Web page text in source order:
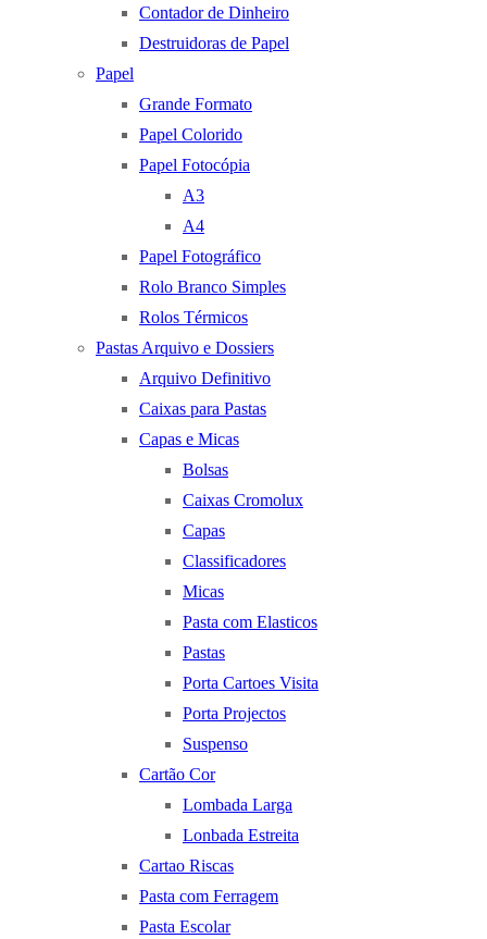
Contador de Dinheiro
Destruidoras de Papel
Papel
Grande Formato
Papel Colorido
Papel Fotocópia
A3
A4
Papel Fotográfico
Rolo Branco Simples
Rolos Térmicos
Pastas Arquivo e Dossiers
Arquivo Definitivo
Caixas para Pastas
Capas e Micas
Bolsas
Caixas Cromolux
Capas
Classificadores
Micas
Pasta com Elasticos
Pastas
Porta Cartoes Visita
Porta Projectos
Suspenso
Cartão Cor
Lombada Larga
Lonbada Estreita
Cartao Riscas
Pasta com Ferragem
Pasta Escolar